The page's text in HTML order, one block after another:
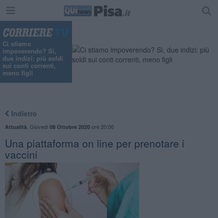
Ci stiamo
impoverendo? Sì,
due indizi: più soldi
sui conti correnti,
meno figli
Indietro
Attualità Giovedì 08 Ottobre 2020ore 20:00
Una piattaforma on line per prenotare i
vaccini